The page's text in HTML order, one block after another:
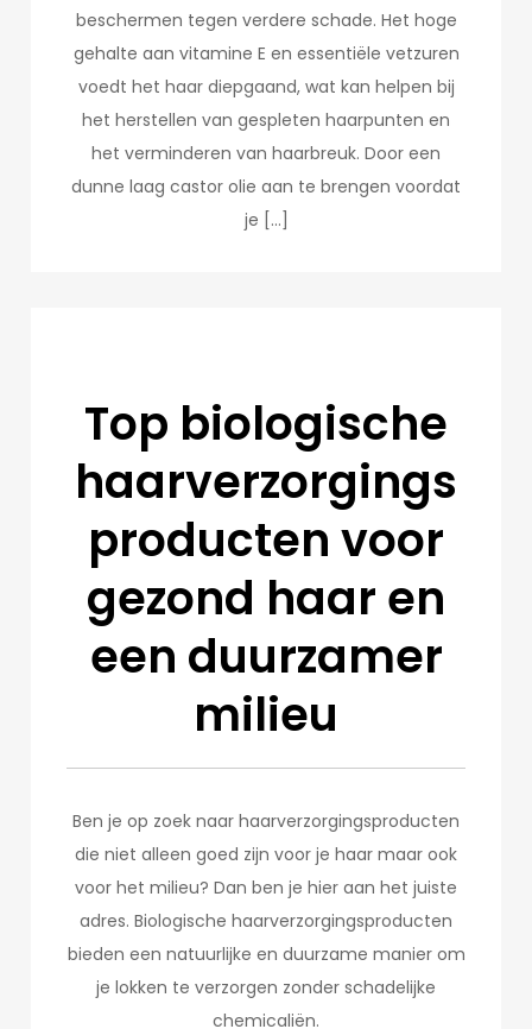
beschermen tegen verdere schade. Het hoge
gehalte aan vitamine E en essentiële vetzuren
voedt het haar diepgaand, wat kan helpen bij
het herstellen van gespleten haarpunten en
het verminderen van haarbreuk. Door een
dunne laag castor olie aan te brengen voordat
je […]
Top biologische
haarverzorgings
producten voor
gezond haar en
een duurzamer
milieu
Ben je op zoek naar haarverzorgingsproducten
die niet alleen goed zijn voor je haar maar ook
voor het milieu? Dan ben je hier aan het juiste
adres. Biologische haarverzorgingsproducten
bieden een natuurlijke en duurzame manier om
je lokken te verzorgen zonder schadelijke
chemicaliën.